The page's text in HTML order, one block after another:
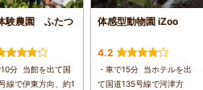
験農園 ふたつ
を出て国
線で伊東方向、約1
体感型動物園 iZoo
4.2
・車で15分 当ホテルを出
て国道135号線で河津方